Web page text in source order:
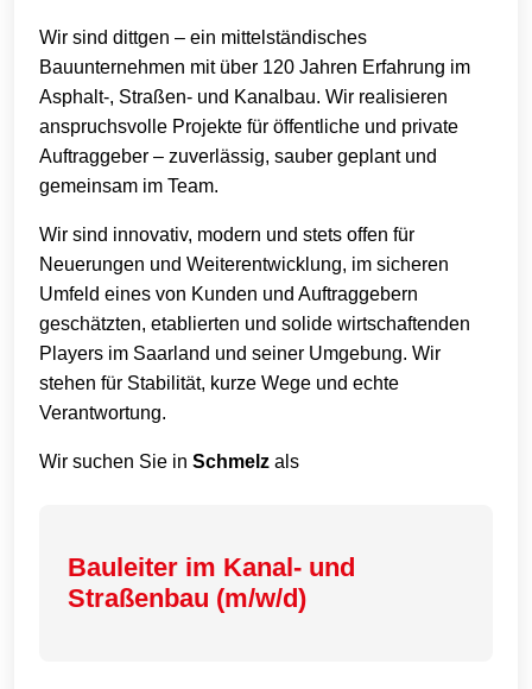
Wir sind dittgen – ein mittelständisches
Bauunternehmen mit über 120 Jahren Erfahrung im
Asphalt-, Straßen- und Kanalbau. Wir realisieren
anspruchsvolle Projekte für öffentliche und private
Auftraggeber – zuverlässig, sauber geplant und
gemeinsam im Team.
Wir sind innovativ, modern und stets offen für
Neuerungen und Weiterentwicklung, im sicheren
Umfeld eines von Kunden und Auftraggebern
geschätzten, etablierten und solide wirtschaftenden
Players im Saarland und seiner Umgebung. Wir
stehen für Stabilität, kurze Wege und echte
Verantwortung.
Wir suchen Sie inSchmelz als
Bauleiter im Kanal- und
Straßenbau (m/w/d)